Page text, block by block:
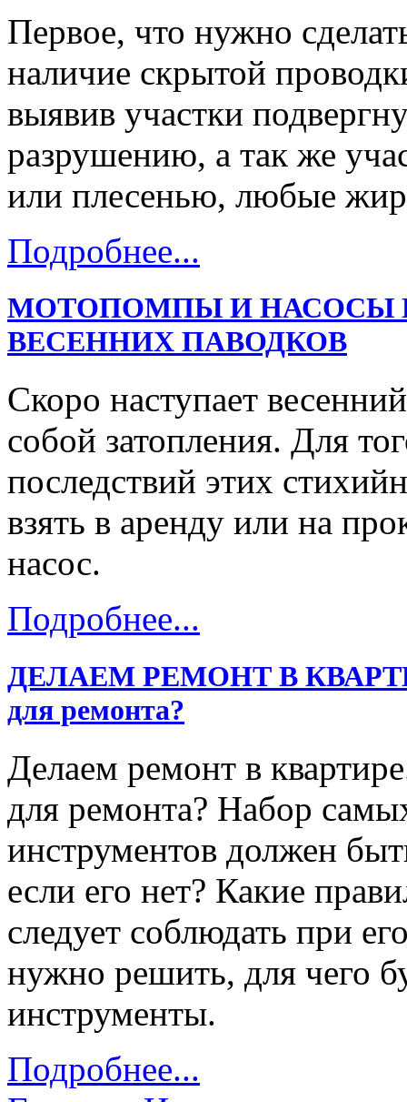
Первое, что нужно
наличие скрытой
выявив участки
разрушению, а так же
или плесенью, любые
Подробнее...
МОТОПОМПЫ И НАСОСЫ
ВЕСЕННИХ ПАВОДКОВ
Скоро наступает
собой затопления. Для
последствий этих
взять в аренду или на
насос.
Подробнее...
ДЕЛАЕМ РЕМОНТ В
для ремонта?
Делаем ремонт в
для ремонта? Набор
инструментов должен
если его нет? Какие
следует соблюдать при
нужно решить, для чего
инструменты.
Подробнее...